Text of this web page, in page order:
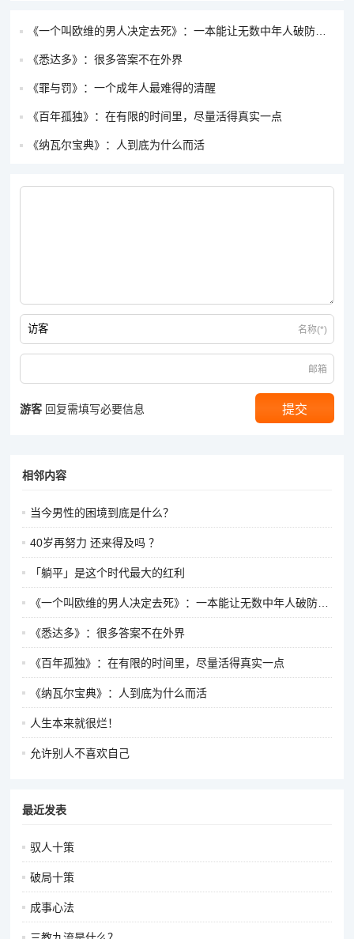
《一个叫欧维的男人决定去死》：一本能让无数中年人破防的书
《悉达多》：很多答案不在外界
《罪与罚》：一个成年人最难得的清醒
《百年孤独》：在有限的时间里，尽量活得真实一点
《纳瓦尔宝典》：人到底为什么而活
名称(*)
邮箱
游客 回复需填写必要信息
相邻内容
当今男性的困境到底是什么？
40岁再努力 还来得及吗 ？
「躺平」是这个时代最大的红利
《一个叫欧维的男人决定去死》：一本能让无数中年人破防的书
《悉达多》：很多答案不在外界
《百年孤独》：在有限的时间里，尽量活得真实一点
《纳瓦尔宝典》：人到底为什么而活
人生本来就很烂！
允许别人不喜欢自己
最近发表
驭人十策
破局十策
成事心法